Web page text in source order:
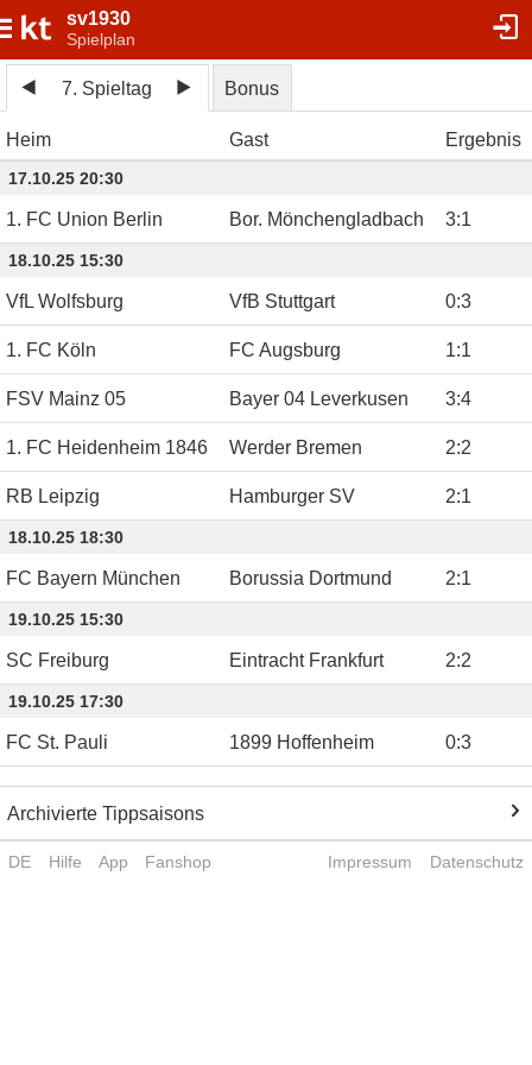
sv1930
Spielplan
7. Spieltag Bonus
Heim Gast Ergebnis
17.10.25 20:30
1. FC Union Berlin Bor. Mönchengladbach 3:1
18.10.25 15:30
VfL Wolfsburg VfB Stuttgart 0:3
1. FC Köln FC Augsburg 1:1
FSV Mainz 05 Bayer 04 Leverkusen 3:4
1. FC Heidenheim 1846 Werder Bremen 2:2
RB Leipzig Hamburger SV 2:1
18.10.25 18:30
FC Bayern München Borussia Dortmund 2:1
19.10.25 15:30
SC Freiburg Eintracht Frankfurt 2:2
19.10.25 17:30
FC St. Pauli 1899 Hoffenheim 0:3
Archivierte Tippsaisons
DE Hilfe App Fanshop Impressum Datenschutz